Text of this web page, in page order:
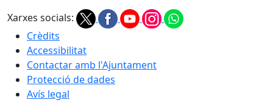
Xarxes socials:
Crèdits
Accessibilitat
Contactar amb l'Ajuntament
Protecció de dades
Avís legal